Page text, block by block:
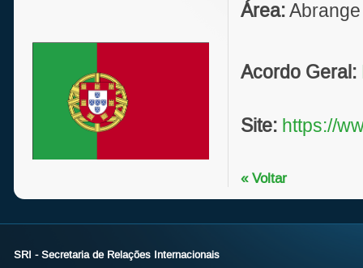
Área:
Acordo Geral:
Site: https://
« Voltar
SRI - Secretaria de Relações Internacionais